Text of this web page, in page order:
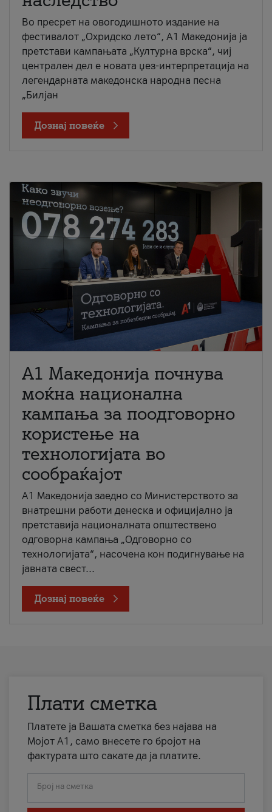
Во пресрет на овогодишното издание на
фестивалот „Охридско лето“, А1 Македонија ја
претстави кампањата „Културна врска“, чиј
централен дел е новата џез-интерпретација на
легендарната македонска народна песна
„Билјан
Дознај повеќе
A1 Македонија почнува
моќна национална
кампања за поодговорно
користење на
технологијата во
сообраќајот
A1 Македонија заедно со Министерството за
внатрешни работи денеска и официјално ја
претставија националната општествено
одговорна кампања „Одговорно со
технологијата“, насочена кон подигнување на
јавната свест...
Дознај повеќе
Плати сметка
Платете ја Вашата сметка без најава на
Мојот А1, само внесете го бројот на
фактурата што сакате да ја платите.
Број на сметка